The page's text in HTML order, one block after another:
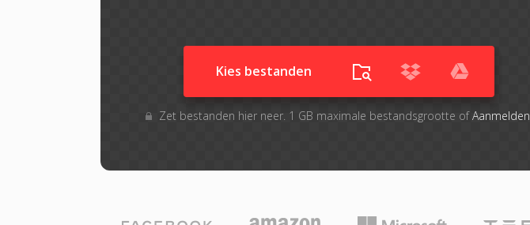
Kies bestanden
Zet bestanden hier neer. 1 GB maximale bestandsgrootte ofAanmelden